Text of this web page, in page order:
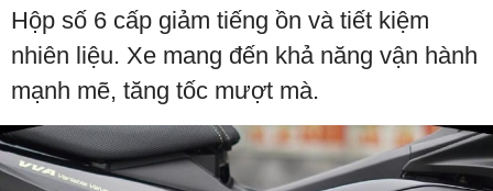
Hộp số 6 cấp giảm tiếng ồn và tiết kiệm
nhiên liệu. Xe mang đến khả năng vận hành
mạnh mẽ, tăng tốc mượt mà.